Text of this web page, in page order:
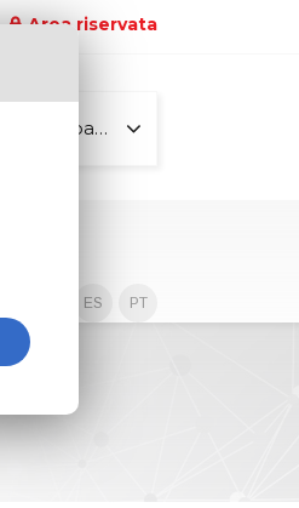
Area riservata
Tutte le pagine
ES PT